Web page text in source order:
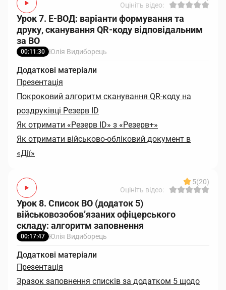
Оцініть відео:
Урок 7. Е-ВОД: варіанти формування та
друку, сканування QR-коду відповідальним
за ВО
00:11:30 Юлія Видиборець
Додаткові матеріали
Презентація
Покроковий алгоритм сканування QR-коду на
роздруківці Резерв ID
Як отримати «Резерв ID» з «Резерв+»
Як отримати військово-обліковий документ в
«Дії»
5(20)
Оцініть відео:
Урок 8. Список ВО (додаток 5)
військовозобов’язаних офіцерського
складу: алгоритм заповнення
00:17:47 Юлія Видиборець
Додаткові матеріали
Презентація
Зразок заповнення списків за додатком 5 щодо